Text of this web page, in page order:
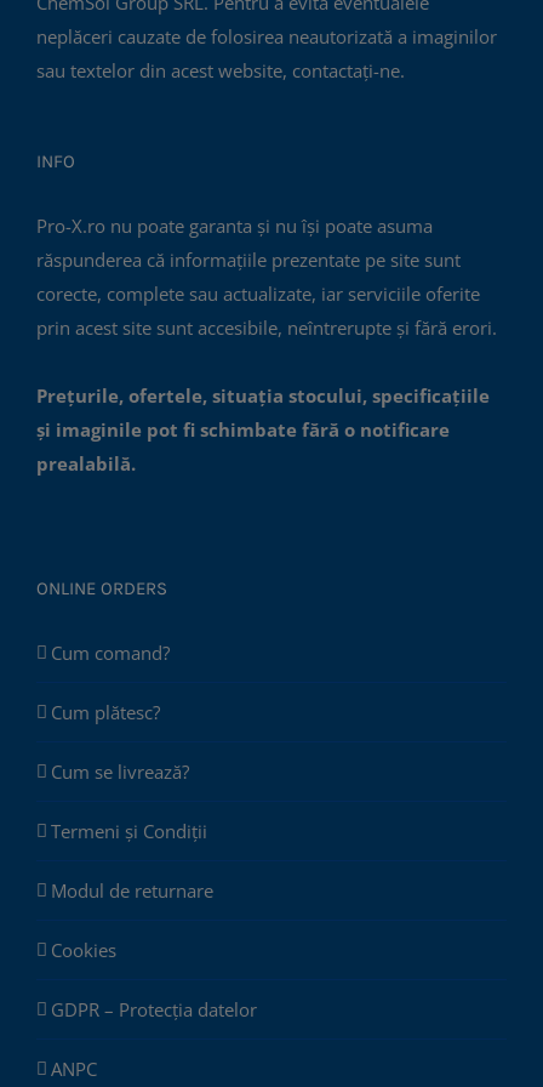
neplăceri cauzate de folosirea neautorizată a imaginilor
sau textelor din acest website, contactați-ne.
INFO
Pro-X.ro nu poate garanta și nu își poate asuma
răspunderea că informațiile prezentate pe site sunt
corecte, complete sau actualizate, iar serviciile oferite
prin acest site sunt accesibile, neîntrerupte și fără erori.
Prețurile, ofertele, situația stocului, specificațiile
și imaginile pot fi schimbate fără o notificare
prealabilă.
ONLINE ORDERS
Cum comand?
Cum plătesc?
Cum se livrează?
Termeni și Condiții
Modul de returnare
Cookies
GDPR – Protecția datelor
ANPC